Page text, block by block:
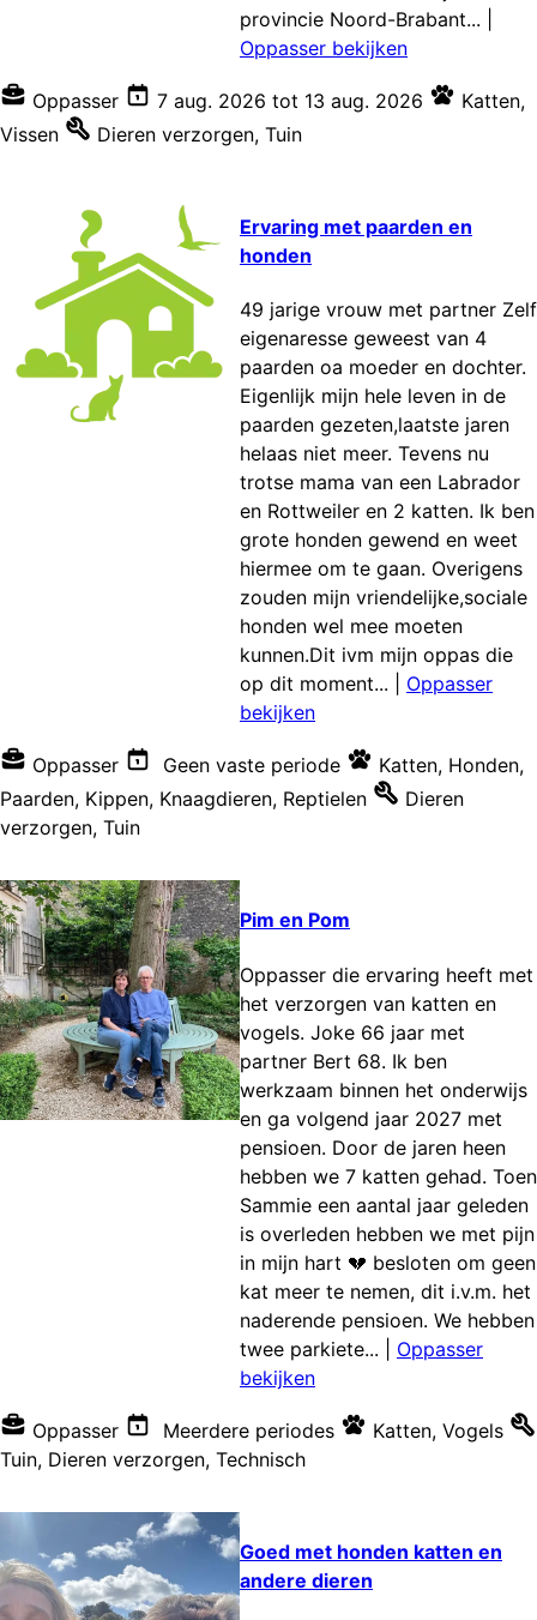
provincie Noord-Brabant...
Oppasser bekijken
Oppasser 7 aug. 2026 tot 13 aug. 2026 Katten,
Vissen
Dieren verzorgen, Tuin
Ervaring met paarden en
honden
49 jarige vrouw met partner Zelf
eigenaresse geweest van 4
paarden oa moeder en dochter.
Eigenlijk mijn hele leven in de
paarden gezeten,laatste jaren
helaas niet meer. Tevens nu
trotse mama van een Labrador
en Rottweiler en 2 katten. Ik ben
grote honden gewend en weet
hiermee om te gaan. Overigens
zouden mijn vriendelijke,sociale
honden wel mee moeten
kunnen.Dit ivm mijn oppas die
op dit moment...
Oppasser
bekijken
Oppasser Geen vaste periode Katten, Honden,
Paarden, Kippen, Knaagdieren, Reptielen
Dieren
verzorgen, Tuin
Pim en Pom
Oppasser die ervaring heeft met
het verzorgen van katten en
vogels. Joke 66 jaar met
partner Bert 68. Ik ben
werkzaam binnen het onderwijs
en ga volgend jaar 2027 met
pensioen. Door de jaren heen
hebben we 7 katten gehad. Toen
Sammie een aantal jaar geleden
is overleden hebben we met pijn
in mijn hart 💔 besloten om geen
kat meer te nemen, dit i.v.m. het
naderende pensioen. We hebben
twee parkiete...
Oppasser
bekijken
Oppasser Meerdere periodes Katten, Vogels
Tuin, Dieren verzorgen, Technisch
Goed met honden katten en
andere dieren